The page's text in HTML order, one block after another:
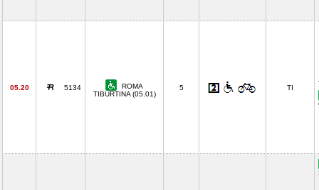
05.20 5134
ROMA
TIBURTINA (05.01)
5 TI